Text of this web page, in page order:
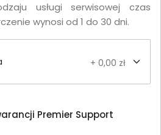
usługi serwisowej czas
wynosi od 1 do 30 dni.
+ 0,00 zł
Premier Support